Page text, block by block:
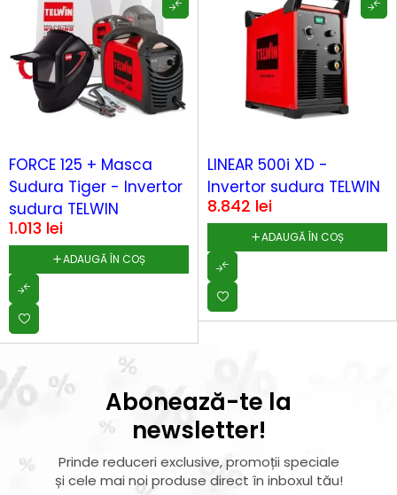
FORCE 125 + Masca
Sudura Tiger - Invertor
sudura TELWIN
1.013 lei
ADAUGĂ ÎN COȘ
LINEAR 500i XD -
Invertor sudura TELWIN
8.842 lei
ADAUGĂ ÎN COȘ
Abonează-te la
newsletter!
Prinde reduceri exclusive, promoții speciale
și cele mai noi produse direct în inboxul tău!